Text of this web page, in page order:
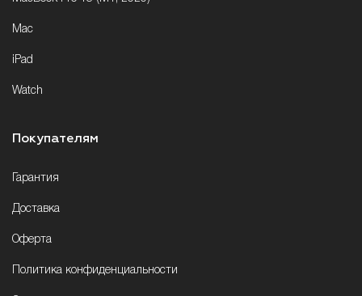
Mac
iPad
Watch
Покупателям
Гарантия
Доставка
Оферта
Политика конфиденциальности